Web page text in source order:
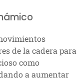
de la cadera para
como
a aumentar